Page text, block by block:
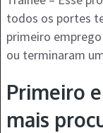
todos os portes
primeiro
ou terminaram
Primeiro
mais